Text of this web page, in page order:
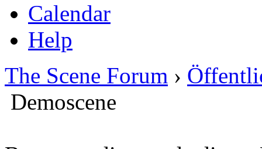
Calendar
Help
The Scene Forum ›
Demoscene